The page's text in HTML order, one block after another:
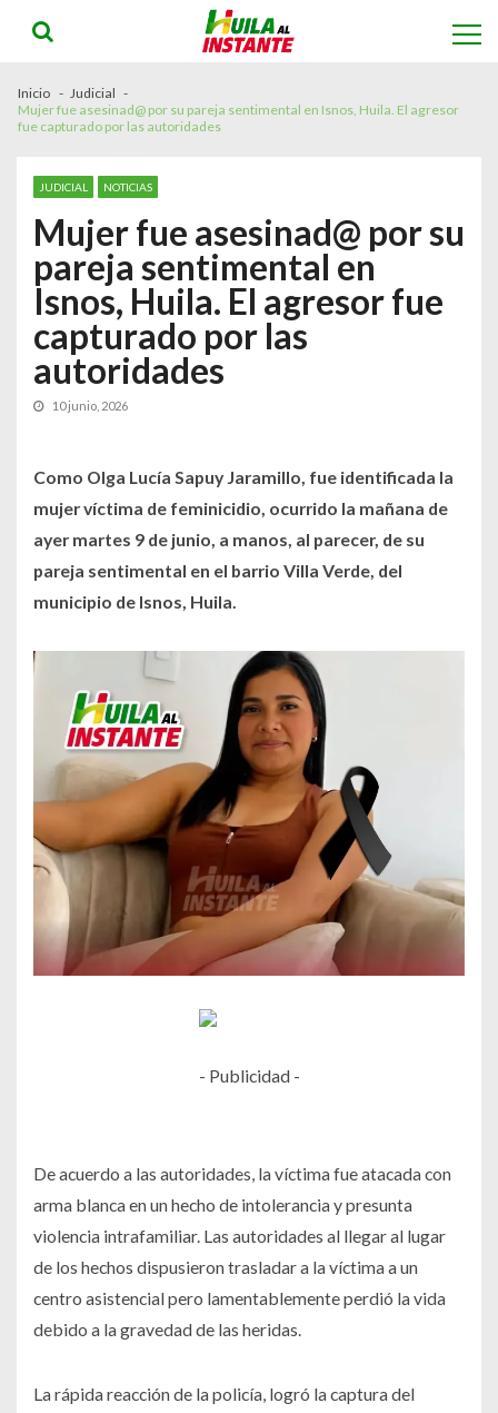
navigation
content
Inicio
Judicial
Mujer fue asesinad@ por su pareja sentimental en Isnos, Huila. El agresor
fue capturado por las autoridades
JUDICIAL NOTICIAS
Mujer fue asesinad@ por su
pareja sentimental en
Isnos, Huila. El agresor fue
capturado por las
autoridades
10 junio, 2026
Como Olga Lucía Sapuy Jaramillo, fue identificada la
mujer víctima de feminicidio, ocurrido la mañana de
ayer martes 9 de junio, a manos, al parecer, de su
pareja sentimental en el barrio Villa Verde, del
municipio de Isnos, Huila.
- Publicidad -
De acuerdo a las autoridades, la víctima fue atacada con
arma blanca en un hecho de intolerancia y presunta
violencia intrafamiliar. Las autoridades al llegar al lugar
de los hechos dispusieron trasladar a la víctima a un
centro asistencial pero lamentablemente perdió la vida
debido a la gravedad de las heridas.
La rápida reacción de la policía, logró la captura del